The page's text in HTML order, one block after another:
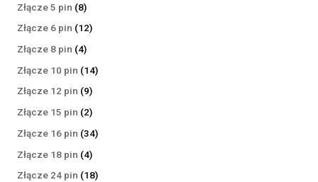
Złącze 5 pin 88
produktów
Złącze 6 pin 1212
Złącze 8 pin 44
produkty
Złącze 10 pin 1414
Złącze 12 pin 99
produktów
Złącze 15 pin 22
produkty
Złącze 16 pin 3434
Złącze 18 pin 44
produkty
Złącze 24 pin 1818